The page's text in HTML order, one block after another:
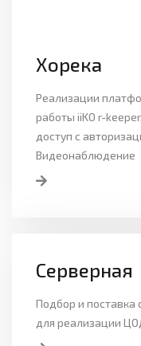
Хорека
Реализации
работы iiKO r-
доступ с
Видеонаблюдение
Серверная
Подбор и поставка
для реализации